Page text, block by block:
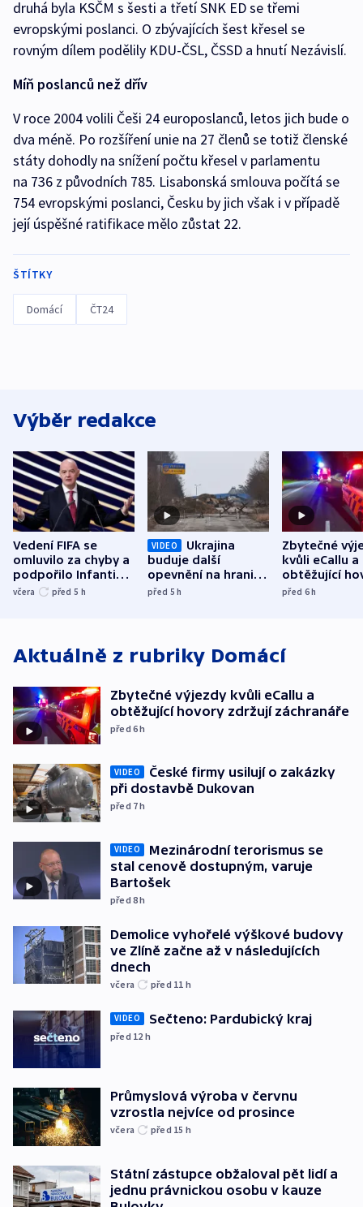
druhá byla KSČM s šesti a třetí SNK ED se třemi
evropskými poslanci. O zbývajících šest křesel se
rovným dílem podělily KDU-ČSL, ČSSD a hnutí Nezávislí.
Míň poslanců než dřív
V roce 2004 volili Češi 24 europoslanců, letos jich bude o
dva méně. Po rozšíření unie na 27 členů se totiž členské
státy dohodly na snížení počtu křesel v parlamentu
na 736 z původních 785. Lisabonská smlouva počítá se
754 evropskými poslanci, Česku by jich však i v případě
její úspěšné ratifikace mělo zůstat 22.
ŠTÍTKY
Domácí ČT24
Výběr redakce
Vedení FIFA se
omluvilo za chyby a
podpořilo Infantina.
UEFA trvá na
včera před 5 h
VIDEO
Ukrajina
buduje další
opevnění na hranici
s Běloruskem
před 5h
Zbytečné
kvůli eCallu a
obtěžující
zdržují
před 6h
Aktuálně z rubriky Domácí
Zbytečné výjezdy kvůli eCallu a
obtěžující hovory zdržují záchranáře
před 6h
VIDEO
České firmy usilují o zakázky
při dostavbě Dukovan
před 7h
VIDEO
Mezinárodní terorismus se
stal cenově dostupným, varuje
Bartošek
před 8h
Demolice vyhořelé výškové budovy
ve Zlíně začne až v následujících
dnech
včera před 11 h
VIDEO Sečteno: Pardubický kraj
před 12 h
Průmyslová výroba v červnu
vzrostla nejvíce od prosince
včera před 15 h
Státní zástupce obžaloval pět lidí a
jednu právnickou osobu v kauze